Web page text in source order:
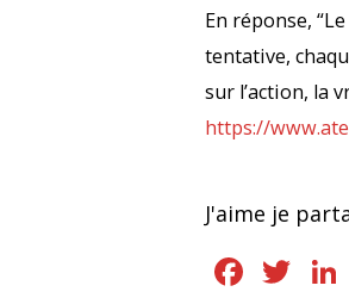
En réponse,
tentative,
sur l’action, la
https://
J'aime je